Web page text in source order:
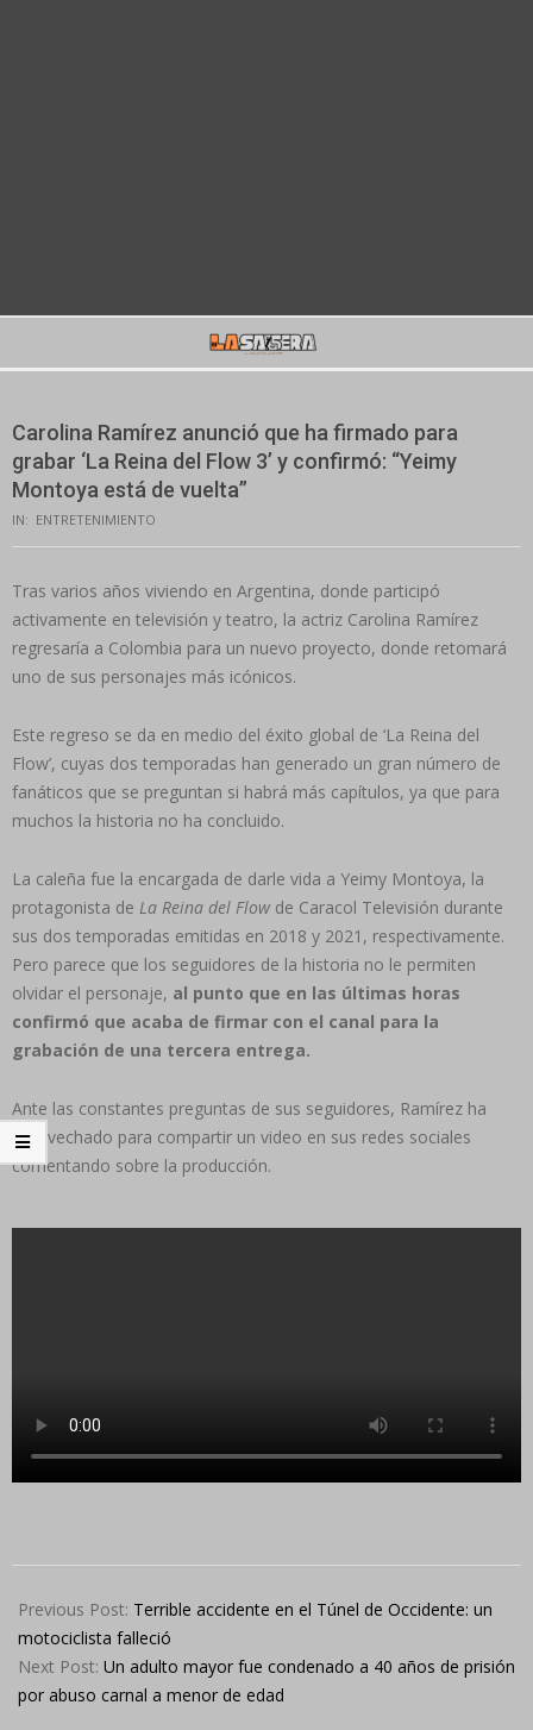
Carolina Ramírez anunció que ha firmado para
grabar ‘La Reina del Flow 3’ y confirmó: “Yeimy
Montoya está de vuelta”
IN: ENTRETENIMIENTO
Tras varios años viviendo en Argentina, donde participó
activamente en televisión y teatro, la actriz Carolina Ramírez
regresaría a Colombia para un nuevo proyecto, donde retomará
uno de sus personajes más icónicos.
Este regreso se da en medio del éxito global de ‘La Reina del
Flow’, cuyas dos temporadas han generado un gran número de
fanáticos que se preguntan si habrá más capítulos, ya que para
muchos la historia no ha concluido.
La caleña fue la encargada de darle vida a Yeimy Montoya, la
protagonista de La Reina del Flow de Caracol Televisión durante
sus dos temporadas emitidas en 2018 y 2021, respectivamente.
Pero parece que los seguidores de la historia no le permiten
olvidar el personaje, al punto que en las últimas horas
confirmó que acaba de firmar con el canal para la
grabación de una tercera entrega.
Ante las constantes preguntas de sus seguidores, Ramírez ha
aprovechado para compartir un video en sus redes sociales
comentando sobre la producción.
09-
15
Previous Post: Terrible accidente en el Túnel de Occidente: un
motociclista falleció
Next Post: Un adulto mayor fue condenado a 40 años de prisión
por abuso carnal a menor de edad